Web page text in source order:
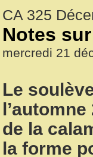
CA 325
Notes
mercredi 21
Le
de la
la forme